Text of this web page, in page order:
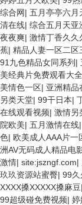
综合网| 五月亭亭六月
清在线| 综合五月天亚
夜夜爽| 激情丁香久久
蕉| 精品人妻一区二区
91九色精品女同系列 |
美经典片免费观看大全
美情色一区| 亚洲精品
另类天堂| 99干日本|
在线观看视频| 激情另
院欧美| 五月激情在线|
色| 欧美成人AAA片一
洲AV无码成人精品电
激情| site:jszngf.com|
玖玖资源站蜜臀| 99久
XXXX搡XXXXX搡麻豆|
99超级碰免费视频| 婷